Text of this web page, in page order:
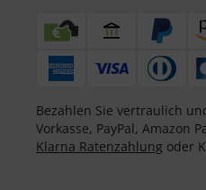
Bezahlen Sie vertraulich
Vorkasse, PayPal, Amazon
Klarna Ratenzahlung oder